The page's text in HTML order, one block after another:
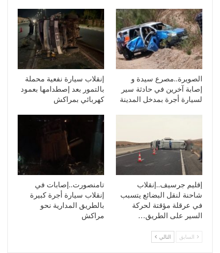
الصويرة..مصرع سيدة و
إصابة آخرين في حادثة سير
لسيارة أجرة بمدخل المدينة
إنقلاب سيارة نفعية محملة
بالتمور بعد إصطدامها بعمود
كهربائي بمراكش
إقليم جرسيف..إنقلاب
شاحنة لنقل البضائع يتسبب
في عرقلة مؤقتة لحركة
السير على الطريق…
تامنصورت..إصابات في
إنقلاب سيارة أجرة كبيرة
بالطريق المدارية نحو
مراكش
السابق التالي